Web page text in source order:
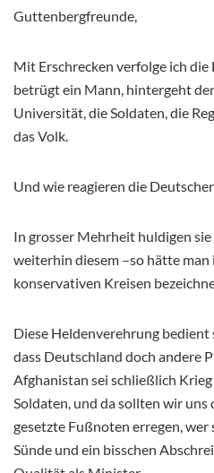
Guttenbergfreunde,
Mit Erschrecken verfolge ich
betrügt ein Mann, hintergeht
Universität, die Soldaten, die
das Volk.
Und wie reagieren die
In grosser Mehrheit huldigen
weiterhin diesem –so hätte
konservativen Kreisen
Diese Heldenverehrung
dass Deutschland doch andere
Afghanistan sei schließlich
Soldaten, und da sollten wir
gesetzte Fußnoten erregen, wer
Sünde und ein bisschen